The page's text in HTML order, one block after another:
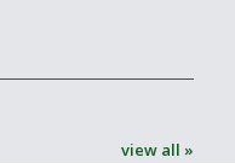
view all »